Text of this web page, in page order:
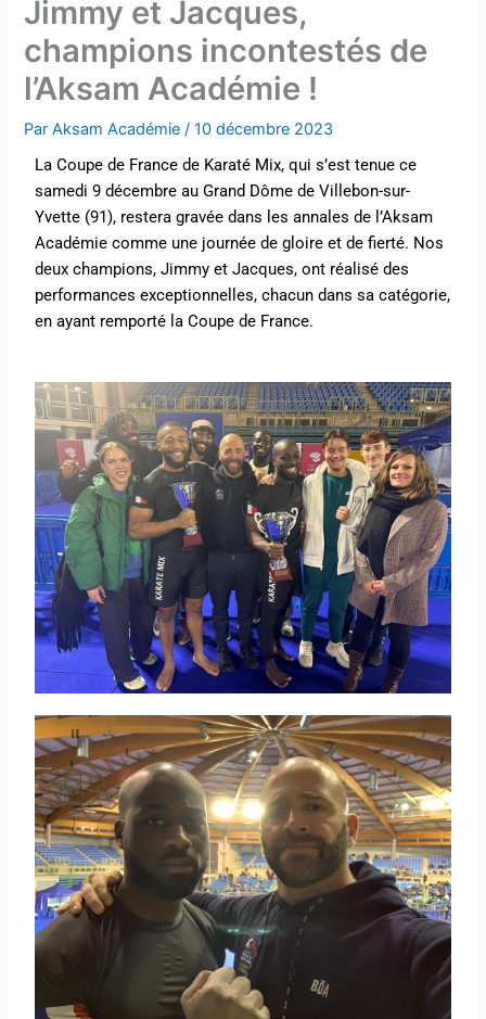
Jimmy et Jacques,
champions incontestés de
l’Aksam Académie !
ParAksam Académie/10 décembre 2023
La Coupe de France de Karaté Mix, qui s’est tenue ce
samedi 9 décembre au Grand Dôme de Villebon-sur-
Yvette (91), restera gravée dans les annales de l’Aksam
Académie comme une journée de gloire et de fierté. Nos
deux champions, Jimmy et Jacques, ont réalisé des
performances exceptionnelles, chacun dans sa catégorie,
en ayant remporté la Coupe de France.